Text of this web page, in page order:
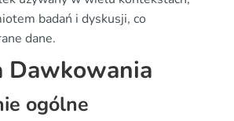
badań i dyskusji, co
dane.
Dawkowania
ogólne